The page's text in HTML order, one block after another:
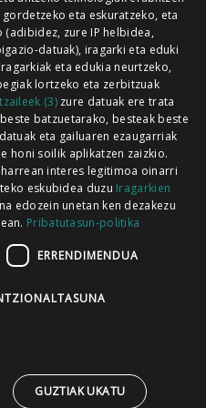
| T. 948638288
garatua
PUBLIZITATEA
RSS
eta eskuratzeko, eta
zure IP helbidea,
datuak), iragarki eta eduki
eta edukia neurtzeko,
lortzeko eta zerbitzuak
(3)zure datuak ere trata
batzuetarako, besteak beste
eta gailuaren ezaugarriak
honi soilik aplikatzen zaizkio.
interes legitimoa oinarri
eskubidea duzu Iragarkien
edozein unetan ken dezakezu
Pribatutasun-politika
ERRENDIMENDUA
GUZTIAK UKATU